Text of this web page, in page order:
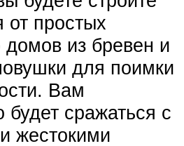
от простых
домов из бревен и
для поимки
Вам
будет сражаться с
жестокими